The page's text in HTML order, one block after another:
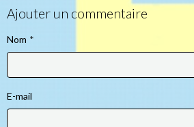
Ajouter un commentaire
Nom
E-mail